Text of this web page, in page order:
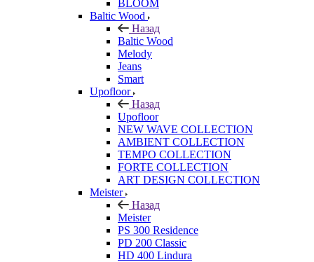
BLOOM
Baltic Wood
Назад
Baltic Wood
Melody
Jeans
Smart
Upofloor
Назад
Upofloor
NEW WAVE COLLECTION
AMBIENT COLLECTION
TEMPO COLLECTION
FORTE COLLECTION
ART DESIGN COLLECTION
Meister
Назад
Meister
PS 300 Residence
PD 200 Classic
HD 400 Lindura